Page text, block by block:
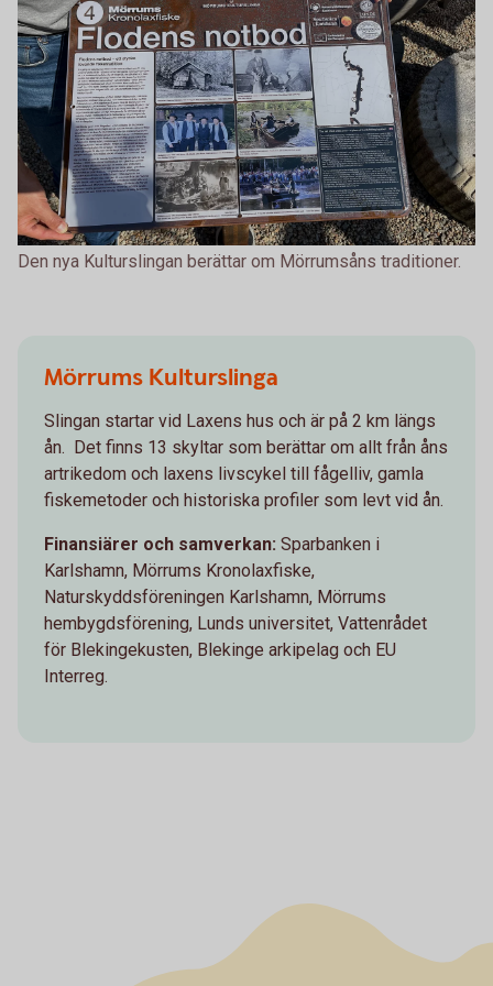
Den nya Kulturslingan berättar om Mörrumsåns traditioner.
Mörrums Kulturslinga
Slingan startar vid Laxens hus och är på 2 km längs
ån. Det finns 13 skyltar som berättar om allt från åns
artrikedom och laxens livscykel till fågelliv, gamla
fiskemetoder och historiska profiler som levt vid ån.
Finansiärer och samverkan: Sparbanken i
Karlshamn, Mörrums Kronolaxfiske,
Naturskyddsföreningen Karlshamn, Mörrums
hembygdsförening, Lunds universitet, Vattenrådet
för Blekingekusten, Blekinge arkipelag och EU
Interreg.